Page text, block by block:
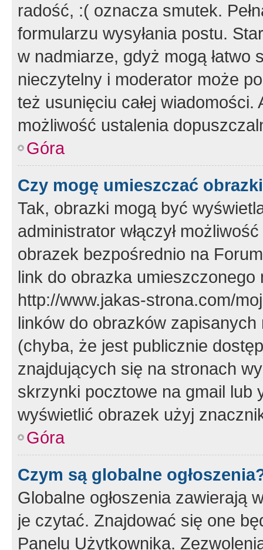
radość, :( oznacza smutek.
formularzu wysyłania postu.
w nadmiarze, gdyż mogą
nieczytelny i moderator może
też usunięciu całej
możliwość ustalenia
Góra
Czy mogę umieszczać
Tak, obrazki mogą być
administrator włączył
obrazek bezpośrednio na
link do obrazka
http://www.jakas-strona.com/
linków do obrazków
(chyba, że jest publicznie
znajdujących się na stronach
skrzynki pocztowe na gmail lub
wyświetlić obrazek użyj
Góra
Czym są globalne
Globalne ogłoszenia zawierają
je czytać. Znajdować się one
Panelu Użytkownika.